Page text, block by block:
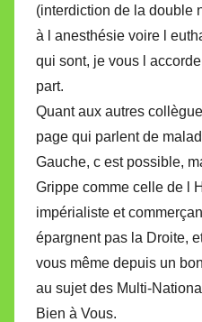
(interdiction de la double
à l anesthésie voire l
qui sont, je vous l
part.
Quant aux autres
page qui parlent de
Gauche, c est possible,
Grippe comme celle de l
impérialiste et
épargnent pas la Droite,
vous même depuis un
au sujet des Multi-
Bien à Vous.